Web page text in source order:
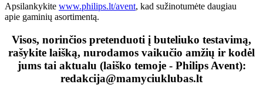
Apsilankykite www.philips.lt/avent, kad sužinotumėte daugiau
apie gaminių asortimentą.
Visos, norinčios pretenduoti į buteliuko testavimą,
rašykite laišką, nurodamos vaikučio amžių ir kodėl
jums tai aktualu (laiško temoje - Philips Avent):
redakcija@mamyciuklubas.lt